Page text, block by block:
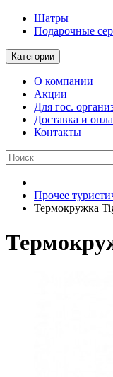
Шатры
Подарочные
Категории
О компании
Акции
Для гос.
Доставка и
Контакты
Прочее
Термокружка